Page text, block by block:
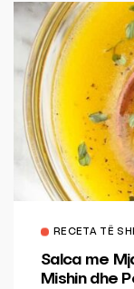
RECETA TË
Salca me
Mishin dhe